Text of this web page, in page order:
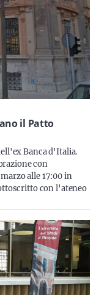
iscriviti alla
il Patto
Banca d'Italia.
con
alle 17:00 in
con l'ateneo